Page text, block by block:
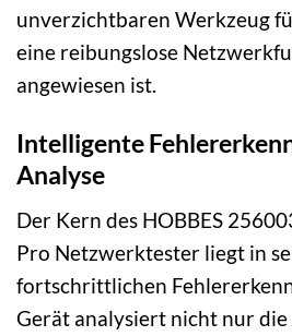
unverzichtbaren Werkzeug
eine reibungslose
angewiesen ist.
Intelligente
Analyse
Der Kern des HOBBES
Pro Netzwerktester liegt in
fortschrittlichen
Gerät analysiert nicht nur die